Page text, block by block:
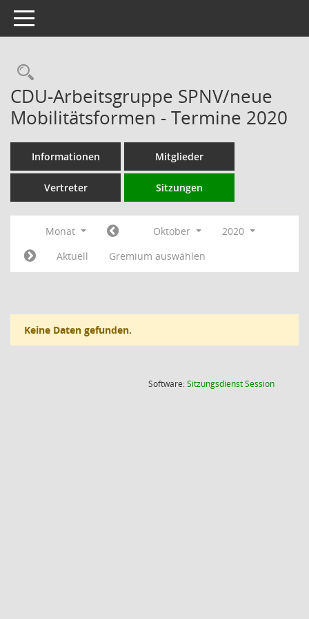
Toggle navigation
Rechercheauswahl
CDU-Arbeitsgruppe SPNV/neue
Mobilitätsformen - Termine 2020
Informationen Mitglieder
Vertreter Sitzungen
Monat Oktober
2020
Aktuell
Gremium auswählen
Keine Daten gefunden.
Software:SitzungsdienstSession(Wird in